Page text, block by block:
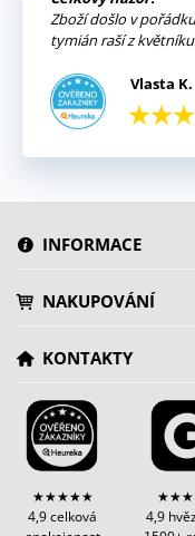
Zboží došlo v
tymián raší z
Vlasta K.
INFORMACE
NAKUPOVÁNÍ
KONTAKTY
★★★★★
4,9 celková
4,9